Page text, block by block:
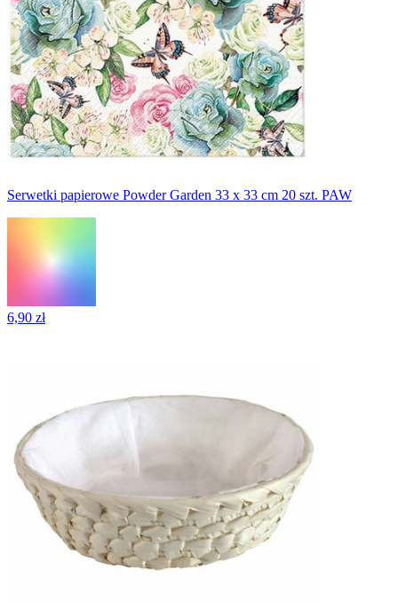
Serwetki papierowe Powder Garden 33 x 33 cm 20 szt. PAW
6,90 zł